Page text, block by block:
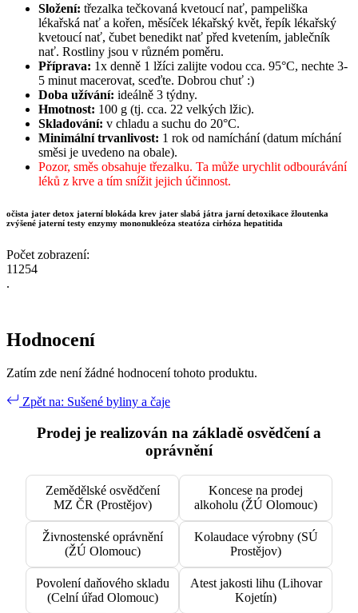
Složení: třezalka tečkovaná kvetoucí nať, pampeliška
lékařská nať a kořen, měsíček lékařský květ, řepík lékařský
kvetoucí nať, čubet benedikt nať před kvetením, jablečník
nať. Rostliny jsou v různém poměru.
Příprava: 1x denně 1 lžíci zalijte vodou cca. 95°C, nechte 3-
5 minut macerovat, sceďte. Dobrou chuť :)
Doba užívání: ideálně 3 týdny.
Hmotnost: 100 g (tj. cca. 22 velkých lžic).
Skladování: v chladu a suchu do 20°C.
Minimální trvanlivost: 1 rok od namíchání (datum míchání
směsi je uvedeno na obale).
Pozor, směs obsahuje třezalku. Ta může urychlit odbourávání
léků z krve a tím snížit jejich účinnost.
očista jater detox jaterní blokáda krev jater slabá játra jarní detoxikace žloutenka
zvýšené jaterní testy enzymy mononukleóza steatóza cirhóza hepatitida
Počet zobrazení:
11254
.
Hodnocení
Zatím zde není žádné hodnocení tohoto produktu.
Zpět na: Sušené byliny a čaje
Prodej je realizován na základě osvědčení a
oprávnění
Zemědělské osvědčení
MZ ČR (Prostějov)
Koncese na prodej
alkoholu (ŽÚ Olomouc)
Živnostenské oprávnění
(ŽÚ Olomouc)
Kolaudace výrobny (SÚ
Prostějov)
Povolení daňového skladu
(Celní úřad Olomouc)
Atest jakosti lihu (Lihovar
Kojetín)